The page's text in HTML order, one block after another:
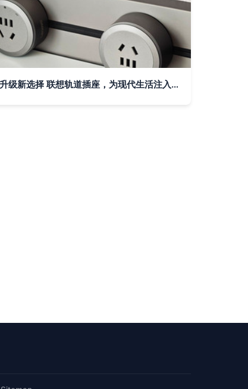
家装升级新选择 联想轨道插座，为现代生活注入智慧与便捷